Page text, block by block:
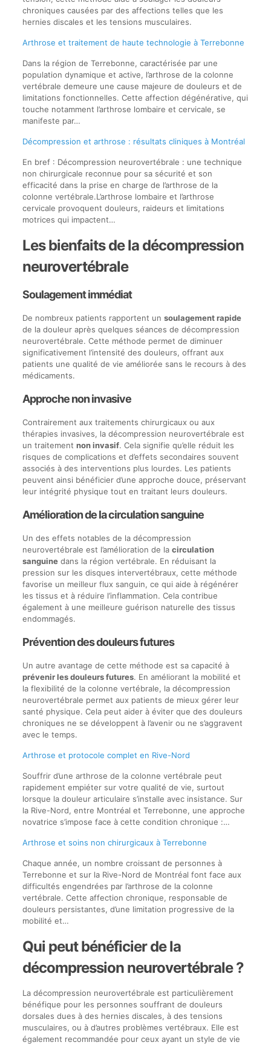
chroniques causées par des affections telles que les
hernies discales et les tensions musculaires.
Arthrose et traitement de haute technologie à Terrebonne
Dans la région de Terrebonne, caractérisée par une
population dynamique et active, l’arthrose de la colonne
vertébrale demeure une cause majeure de douleurs et de
limitations fonctionnelles. Cette affection dégénérative, qui
touche notamment l’arthrose lombaire et cervicale, se
manifeste par…
Décompression et arthrose : résultats cliniques à Montréal
En bref : Décompression neurovertébrale : une technique
non chirurgicale reconnue pour sa sécurité et son
efficacité dans la prise en charge de l’arthrose de la
colonne vertébrale.L’arthrose lombaire et l’arthrose
cervicale provoquent douleurs, raideurs et limitations
motrices qui impactent…
Les bienfaits de la décompression
neurovertébrale
Soulagement immédiat
De nombreux patients rapportent un soulagement rapide
de la douleur après quelques séances de décompression
neurovertébrale. Cette méthode permet de diminuer
significativement l’intensité des douleurs, offrant aux
patients une qualité de vie améliorée sans le recours à des
médicaments.
Approche non invasive
Contrairement aux traitements chirurgicaux ou aux
thérapies invasives, la décompression neurovertébrale est
un traitement non invasif. Cela signifie qu’elle réduit les
risques de complications et d’effets secondaires souvent
associés à des interventions plus lourdes. Les patients
peuvent ainsi bénéficier d’une approche douce, préservant
leur intégrité physique tout en traitant leurs douleurs.
Amélioration de la circulation sanguine
Un des effets notables de la décompression
neurovertébrale est l’amélioration de la circulation
sanguinedans la région vertébrale. En réduisant la
pression sur les disques intervertébraux, cette méthode
favorise un meilleur flux sanguin, ce qui aide à régénérer
les tissus et à réduire l’inflammation. Cela contribue
également à une meilleure guérison naturelle des tissus
endommagés.
Prévention des douleurs futures
Un autre avantage de cette méthode est sa capacité à
prévenir les douleurs futures. En améliorant la mobilité et
la flexibilité de la colonne vertébrale, la décompression
neurovertébrale permet aux patients de mieux gérer leur
santé physique. Cela peut aider à éviter que des douleurs
chroniques ne se développent à l’avenir ou ne s’aggravent
avec le temps.
Arthrose et protocole complet en Rive-Nord
Souffrir d’une arthrose de la colonne vertébrale peut
rapidement empiéter sur votre qualité de vie, surtout
lorsque la douleur articulaire s’installe avec insistance. Sur
la Rive-Nord, entre Montréal et Terrebonne, une approche
novatrice s’impose face à cette condition chronique :…
Arthrose et soins non chirurgicaux à Terrebonne
Chaque année, un nombre croissant de personnes à
Terrebonne et sur la Rive-Nord de Montréal font face aux
difficultés engendrées par l’arthrose de la colonne
vertébrale. Cette affection chronique, responsable de
douleurs persistantes, d’une limitation progressive de la
mobilité et…
Qui peut bénéficier de la
décompression neurovertébrale ?
La décompression neurovertébrale est particulièrement
bénéfique pour les personnes souffrant de douleurs
dorsales dues à des hernies discales, à des tensions
musculaires, ou à d’autres problèmes vertébraux. Elle est
également recommandée pour ceux ayant un style de vie